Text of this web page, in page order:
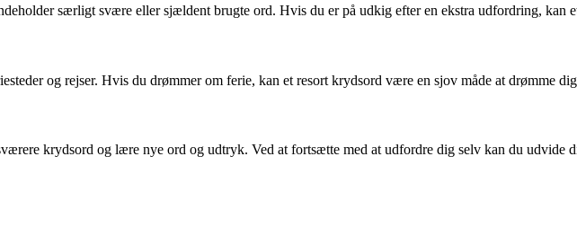
særligt svære eller sjældent brugte ord. Hvis du er på udkig efter en ekstra udfordring, kan
og rejser. Hvis du drømmer om ferie, kan et resort krydsord være en sjov måde at drømme
krydsord og lære nye ord og udtryk. Ved at fortsætte med at udfordre dig selv kan du udvide